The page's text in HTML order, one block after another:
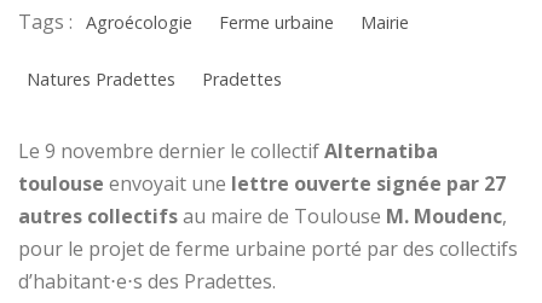
Tags : Agroécologie Ferme urbaine Mairie
Natures Pradettes Pradettes
Le 9 novembre dernier le collectifAlternatiba
toulouse envoyait une lettre ouverte signée par 27
autres collectifsau maire de Toulouse M. Moudenc,
pour le projet de ferme urbaine porté par des collectifs
d’habitant⋅e⋅s des Pradettes.